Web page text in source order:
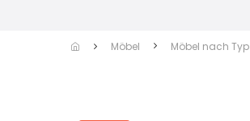
Möbel Möbel nach Typ